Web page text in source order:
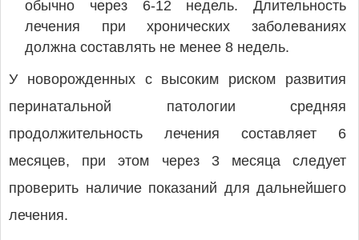
обычно через 6-12 недель. Длительность
лечения при хронических заболеваниях
должна составлять не менее 8 недель.
У новорожденных с высоким риском развития
перинатальной патологии средняя
продолжительность лечения составляет 6
месяцев, при этом через 3 месяца следует
проверить наличие показаний для дальнейшего
лечения.